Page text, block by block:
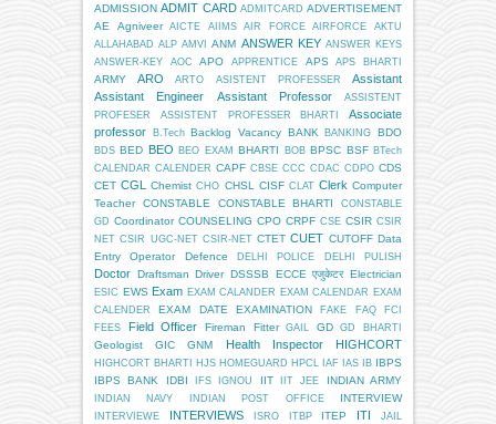
ADMISSION ADMIT CARD ADMITCARD ADVERTISEMENT
AE
Agniveer AICTE AIIMS AIR FORCE AIRFORCE
AKTU
ALLAHABAD ALP AMVI ANM ANSWER KEY ANSWER KEYS
ANSWER-KEY
AOC APO APPRENTICE APS APS BHARTI
ARMY ARO ARTO ASISTENT PROFESSER
Assistant
Assistant Engineer
Assistant Professor
ASSISTENT
PROFESER
ASSISTENT PROFESSER BHARTI
Associate
professor
B.Tech Backlog Vacancy BANK BANKING BDO
BDS BED BEO BEO EXAM BHARTI BOB BPSC BSF BTech
CALENDAR CALENDER CAPF CBSE CCC CDAC CDPO CDS
CET CGL Chemist CHO CHSL CISF CLAT Clerk Computer
Teacher
CONSTABLE CONSTABLE BHARTI
CONSTABLE
GD Coordinator COUNSELING CPO CRPF CSE CSIR CSIR
NET CSIR UGC-NET CSIR-NET CTET CUET CUTOFF Data
Entry Operator
Defence DELHI POLICE DELHI PULISH
Doctor Draftsman Driver DSSSB ECCE एजुकेटर Electrician
ESIC EWS Exam EXAM CALANDER EXAM CALENDAR EXAM
CALENDER
EXAM DATE EXAMINATION FAKE FAQ
FCI
FEES
Field Officer Fireman Fitter GAIL GD GD BHARTI
Geologist GIC GNM Health Inspector HIGHCORT
HIGHCORT BHARTI HJS HOMEGUARD HPCL IAF IAS IB IBPS
IBPS BANK
IDBI IFS IGNOU IIT IIT JEE INDIAN ARMY
INDIAN NAVY INDIAN POST OFFICE INTERVIEW
INTERVIEWE INTERVIEWS ISRO ITBP ITEP ITI
JAIL